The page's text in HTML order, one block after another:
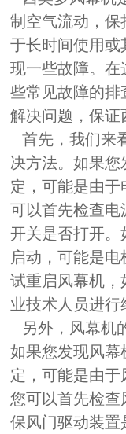
制空气流动，保
于长时间使用或
现一些故障。在
些常见故障的排
解决问题，保证
首先，我们来
决方法。如果
定，可能是由
可以首先检查
开关是否打开
启动，可能是
试重启风幕机
业技术人员进行
另外，风幕机
如果您发现风
定，可能是由于
您可以首先检查
保风门驱动装置